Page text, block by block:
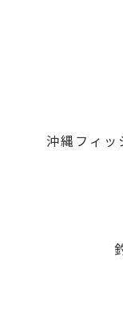
沖縄フィ